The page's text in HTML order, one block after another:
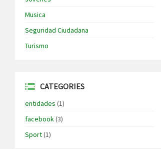
Musica
Seguridad Ciudadana
Turismo
CATEGORIES
entidades (1)
facebook(3)
Sport(1)